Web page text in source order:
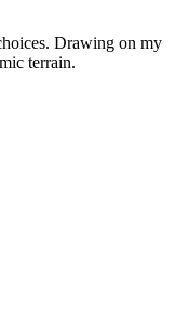
Drawing on my
terrain.